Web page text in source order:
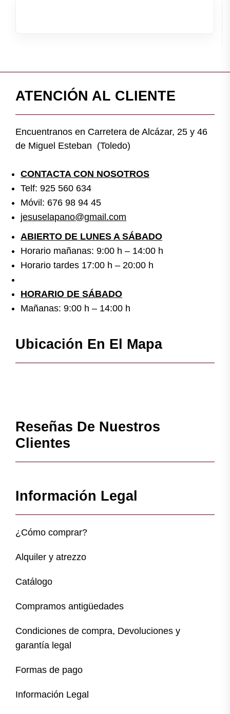
ATENCIÓN AL CLIENTE
Encuentranos en Carretera de Alcázar, 25 y 46
de Miguel Esteban (Toledo)
CONTACTA CON NOSOTROS
Telf: 925 560 634
Móvil: 676 98 94 45
jesuselapano@gmail.com
ABIERTO DE LUNES A SÁBADO
Horario mañanas: 9:00 h – 14:00 h
Horario tardes 17:00 h – 20:00 h
HORARIO DE SÁBADO
Mañanas: 9:00 h – 14:00 h
Ubicación En El Mapa
Reseñas De Nuestros
Clientes
Información Legal
¿Cómo comprar?
Alquiler y atrezzo
Catálogo
Compramos antigüedades
Condiciones de compra, Devoluciones y
garantía legal
Formas de pago
Información Legal